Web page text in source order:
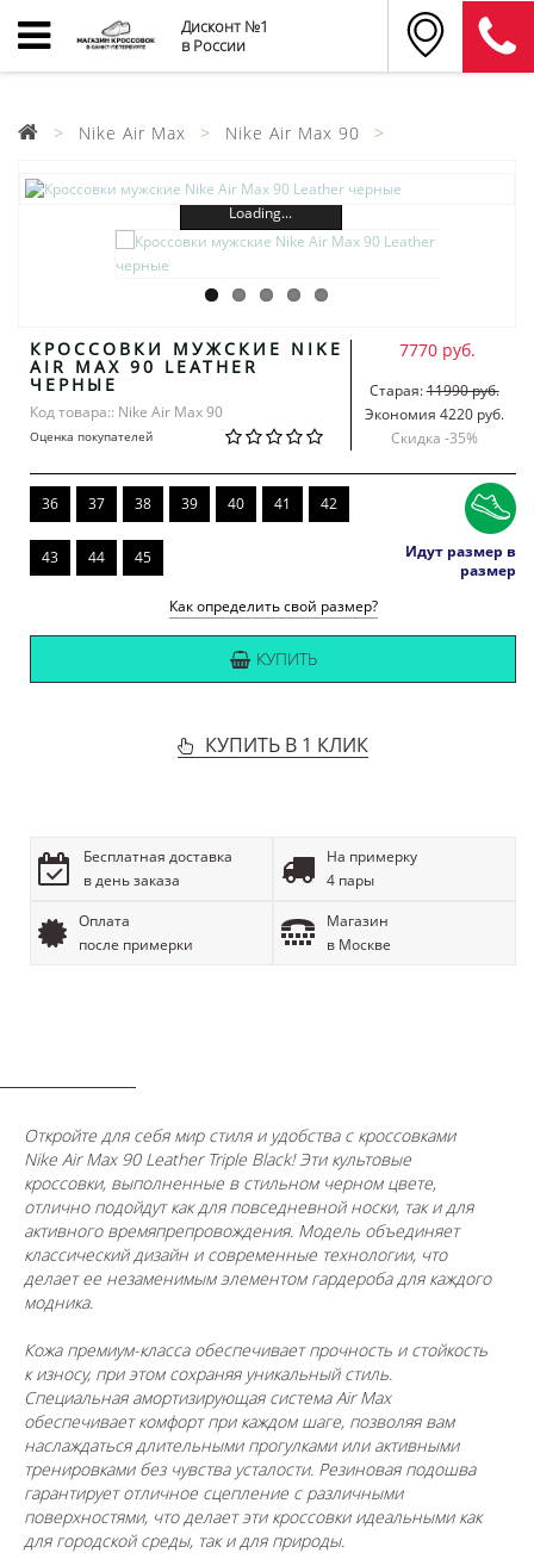
Дисконт №1
в России
Nike Air Max Nike Air Max 90
Loading...
КРОССОВКИ МУЖСКИЕ NIKE
AIR MAX 90 LEATHER
ЧЕРНЫЕ
Код товара:: Nike Air Max 90
Оценка покупателей
7770 руб.
Старая:11990 руб.
Экономия 4220 руб.
Скидка -35%
36 37 38 39 40 41 42
43 44 45
Идут размер в
размер
Как определить свой размер?
КУПИТЬ
КУПИТЬ В 1 КЛИК
Бесплатная доставка
в день заказа
На примерку
4 пары
Оплата
после примерки
Магазин
в Москве
Откройте для себя мир стиля и удобства с кроссовками
Nike Air Max 90 Leather Triple Black! Эти культовые
кроссовки, выполненные в стильном черном цвете,
отлично подойдут как для повседневной носки, так и для
активного времяпрепровождения. Модель объединяет
классический дизайн и современные технологии, что
делает ее незаменимым элементом гардероба для каждого
модника.
Кожа премиум-класса обеспечивает прочность и стойкость
к износу, при этом сохраняя уникальный стиль.
Специальная амортизирующая система Air Max
обеспечивает комфорт при каждом шаге, позволяя вам
наслаждаться длительными прогулками или активными
тренировками без чувства усталости. Резиновая подошва
гарантирует отличное сцепление с различными
поверхностями, что делает эти кроссовки идеальными как
для городской среды, так и для природы.